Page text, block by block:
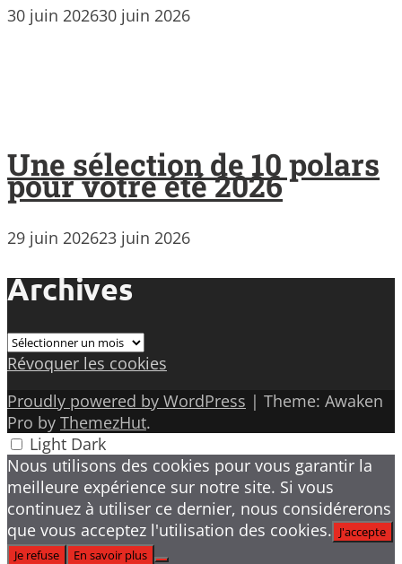
30 juin 202630 juin 2026
Une sélection de 10 polars
pour votre été 2026
29 juin 202623 juin 2026
Archives
Archives
Révoquer les cookies
Proudly powered by WordPress | Theme: Awaken
Pro by ThemezHut.
Light Dark
Nous utilisons des cookies pour vous garantir la
meilleure expérience sur notre site. Si vous
continuez à utiliser ce dernier, nous considérerons
que vous acceptez l'utilisation des cookies. J'accepte
Je refuse
En savoir plus